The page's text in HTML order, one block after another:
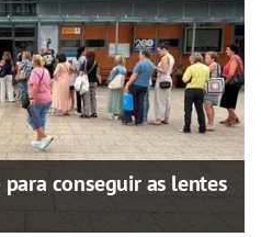
conseguir as lentes